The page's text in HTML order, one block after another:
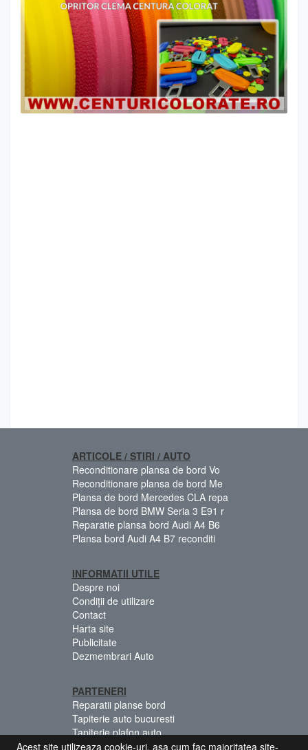
ARTICOLE / STIRI / AUTO
Reconditionare plansa de bord Vo
Reconditionare plansa de bord Me
Plansa de bord Mercedes CLA repa
Plansa de bord BMW Seria 3 E91 r
Reparatie plansa bord Audi A4 B6
Plansa bord Audi A4 B7 reconditi
INFORMATII UTILE
Despre noi
Condiții de utilizare
Contact
Harta site
Publicitate
Dezmembrari Auto
PARTENERI
Reparatii planse bord
Tapiterie auto bucuresti
Tapiterie plafon auto
Centuri siguranta colorate
Acest site utilizeaza cookie-uri, asa cum fac majoritatea site-